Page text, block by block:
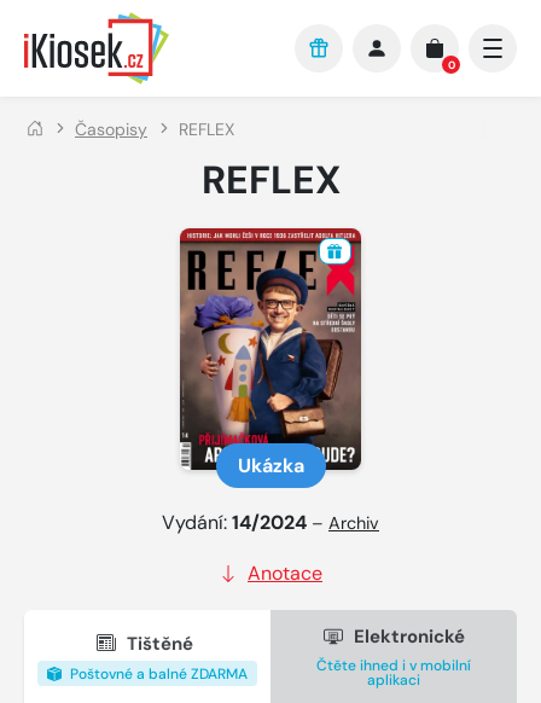
Přejít na hlavní obsah
0
Časopisy REFLEX
REFLEX
Ukázka
Vydání:14/2024 – Archiv
Anotace
Tištěné
Poštovné a balné ZDARMA
Elektronické
Čtěte ihned i v mobilní
aplikaci